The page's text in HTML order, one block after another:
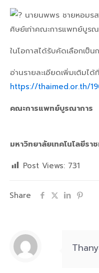
นายนพพร ชายหอมรส
ศิษย์เก่าคณะการแพทย์บูร
ในโอกาสได้รับคัดเลือกเป็
อ่านรายละเอียดเพิ่มเติมได้
https://thaimed.or.th/
คณะการแพทย์บูรณาการ
มหาวิทยาลัยเทคโนโลยีร
Post Views: 731
Share